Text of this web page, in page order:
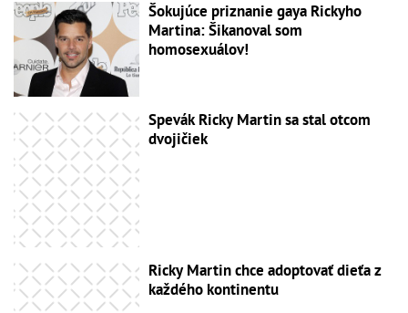
Šokujúce priznanie gaya Rickyho
Martina: Šikanoval som
homosexuálov!
Spevák Ricky Martin sa stal otcom
dvojičiek
Ricky Martin chce adoptovať dieťa z
každého kontinentu